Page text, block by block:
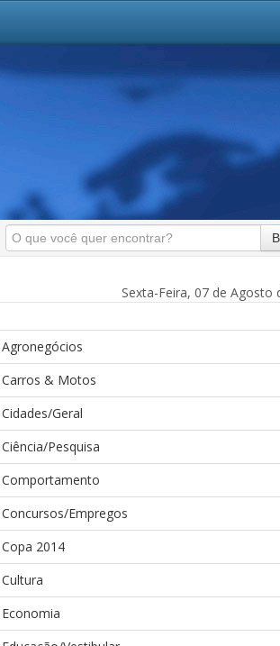
Sexta-Feira, 07 de Agosto
Agronegócios
Carros & Motos
Cidades/Geral
Ciência/Pesquisa
Comportamento
Concursos/Empregos
Copa 2014
Cultura
Economia